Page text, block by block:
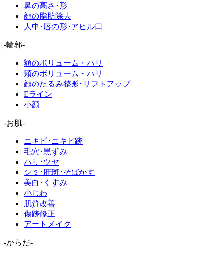
鼻の高さ･形
顔の脂肪除去
人中･唇の形･アヒル口
-輪郭-
額のボリューム・ハリ
頬のボリューム・ハリ
顔のたるみ整形･リフトアップ
Eライン
小顔
-お肌-
ニキビ･ニキビ跡
毛穴･黒ずみ
ハリ･ツヤ
シミ･肝斑･そばかす
美白･くすみ
小じわ
肌質改善
傷跡修正
アートメイク
-からだ-